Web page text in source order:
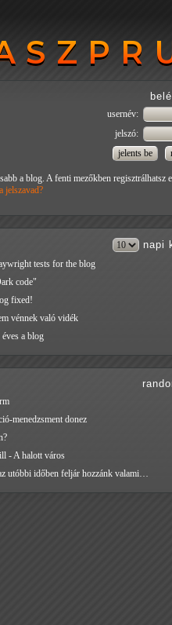
usernév:
jelszó:
a blog. A fenti mezőkben regisztrálhatsz
jelszavad?
napi
tests for the blog
code"
fixed!
vénnek való vidék
éves a blog
menedzsment donez
- A halott város
utóbbi időben feljár hozzánk valami…